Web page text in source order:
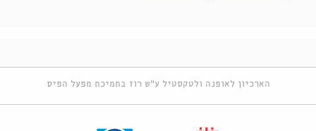
הארכיון לאופנה ולטקסטיל ע"ש רוז בתמיכת מפעל הפיס